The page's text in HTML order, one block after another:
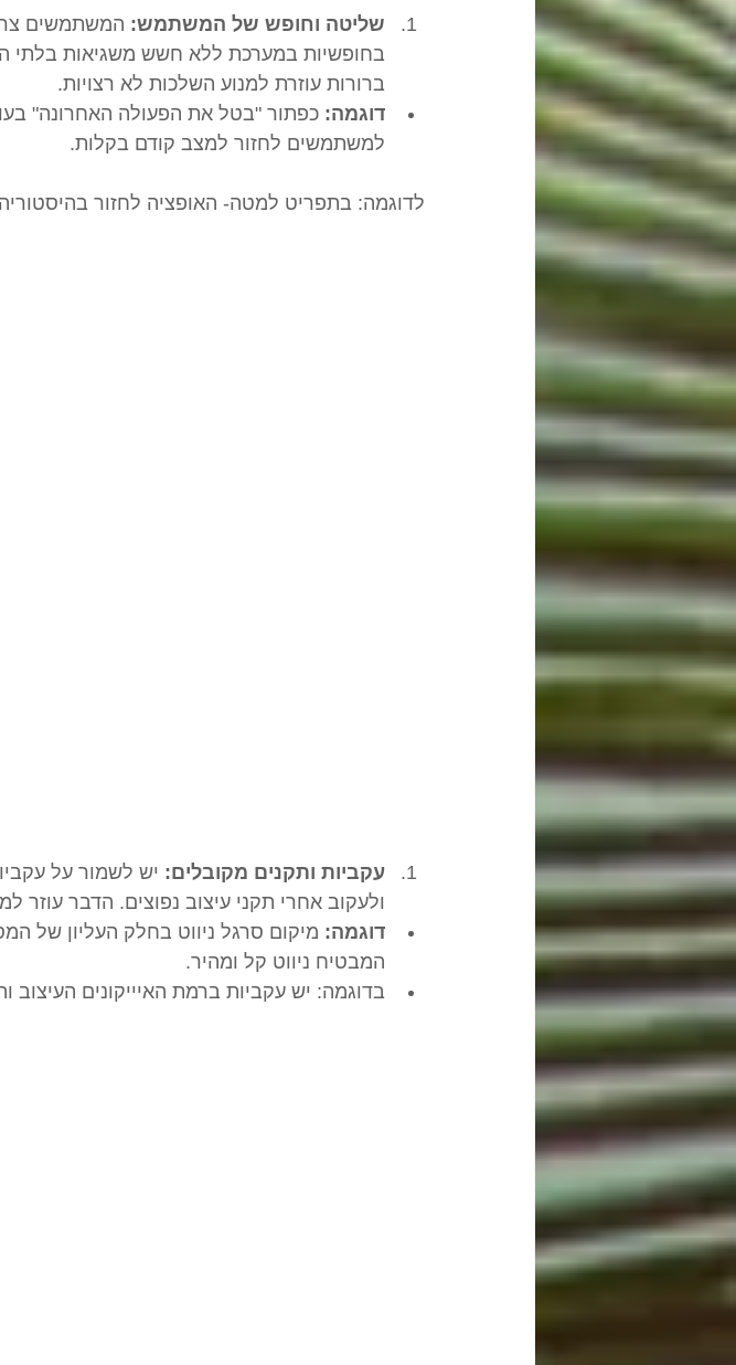
שליטה וחופש של המשתמש: המשתמשים
בחופשיות במערכת ללא חשש משגיאות בלתי
ברורות עוזרת למנוע השלכות לא רצויות.
דוגמה:
למשתמשים לחזור למצב קודם בקלות.
לדוגמה: בתפריט למטה- האופציה לחזור
עקביות ותקנים מקובלים: יש לשמור על
ולעקוב אחרי תקני עיצוב נפוצים. הדבר
דוגמה: מיקום סרגל ניווט בחלק העליון של
המבטיח ניווט קל ומהיר.
בדוגמה: יש עקביות ברמת האיייקונים העיצוב